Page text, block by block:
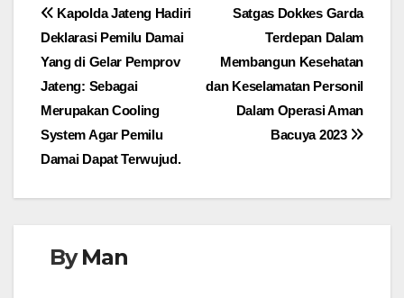
Navigasi
pos
Satgas Dokkes Garda
Terdepan Dalam
Membangun Kesehatan
dan Keselamatan Personil
Dalam Operasi Aman
Bacuya 2023
Kapolda Jateng Hadiri
Deklarasi Pemilu Damai
Yang di Gelar Pemprov
Jateng: Sebagai
Merupakan Cooling
System Agar Pemilu
Damai Dapat Terwujud.
ByMan